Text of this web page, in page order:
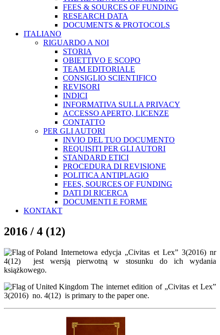
FEES & SOURCES OF FUNDING
RESEARCH DATA
DOCUMENTS & PROTOCOLS
ITALIANO
RIGUARDO A NOI
STORIA
OBIETTIVO E SCOPO
TEAM EDITORIALE
CONSIGLIO SCIENTIFICO
REVISORI
INDICI
INFORMATIVA SULLA PRIVACY
ACCESSO APERTO, LICENZE
CONTATTO
PER GLI AUTORI
INVIO DEL TUO DOCUMENTO
REQUISITI PER GLI AUTORI
STANDARD ETICI
PROCEDURA DI REVISIONE
POLITICA ANTIPLAGIO
FEES, SOURCES OF FUNDING
DATI DI RICERCA
DOCUMENTI E FORME
KONTAKT
2016 / 4 (12)
Internetowa edycja „Civitas et Lex” 3(2016) nr
4(12) jest wersją pierwotną w stosunku do ich wydania
książkowego.
The internet edition of „Civitas et Lex”
3(2016) no. 4(12) is primary to the paper one.